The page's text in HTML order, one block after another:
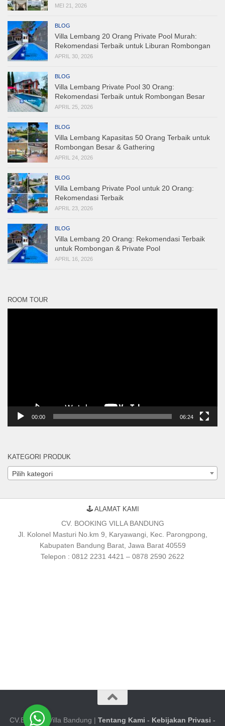
MEI 21, 2026
BLOG
Villa Lembang 20 Orang Private Pool Murah:
Rekomendasi Terbaik untuk Liburan Rombongan
APRIL 30, 2026
BLOG
Villa Lembang Private Pool 30 Orang:
Rekomendasi Terbaik untuk Rombongan Besar
APRIL 25, 2026
BLOG
Villa Lembang Kapasitas 50 Orang Terbaik untuk
Rombongan Besar & Gathering
APRIL 24, 2026
BLOG
Villa Lembang Private Pool untuk 20 Orang:
Rekomendasi Terbaik
APRIL 23, 2026
BLOG
Villa Lembang 20 Orang: Rekomendasi Terbaik
untuk Rombongan & Private Pool
APRIL 16, 2026
ROOM TOUR
00:00 06:24
KATEGORI PRODUK
Pilih kategori
🕹 ALAMAT KAMI
CV. BOOKING VILLA BANDUNG
Jl. Kolonel Masturi No.km 9, Karyawangi, Kec. Parongpong,
Kabupaten Bandung Barat, Jawa Barat 40559
Telepon : 0812 2231 4421 – 0878 2590 2622
CV.Booking Villa Bandung | Tentang Kami - Kebijakan Privasi -